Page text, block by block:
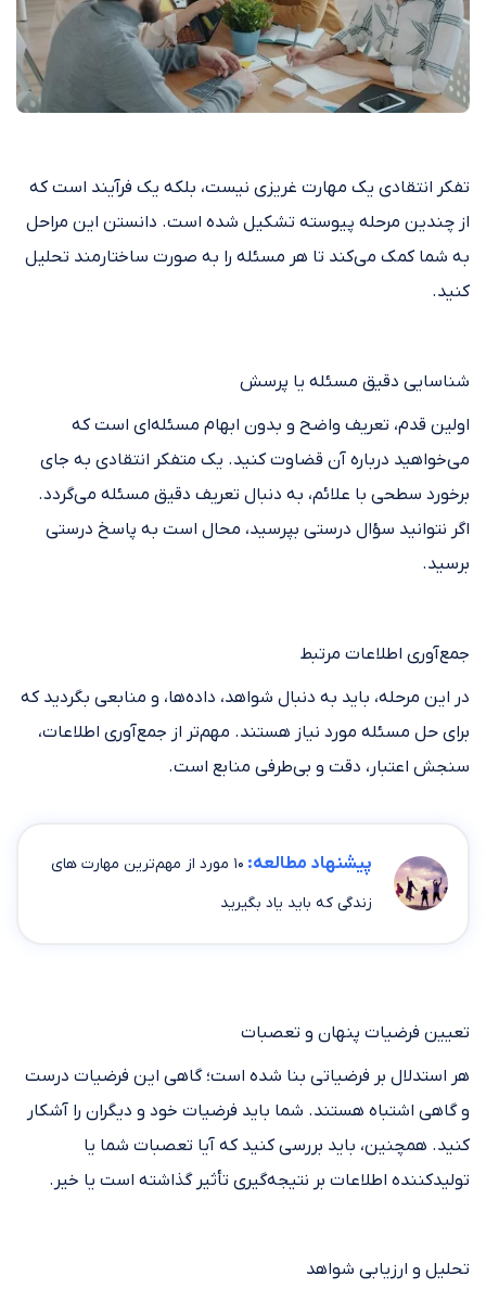
تفکر انتقادی یک مهارت غریزی نیست، بلکه یک فرآیند است که
از چندین مرحله پیوسته تشکیل شده است. دانستن این مراحل
به شما کمک می‌کند تا هر مسئله را به صورت ساختارمند تحلیل
کنید.
شناسایی دقیق مسئله یا پرسش
اولین قدم، تعریف واضح و بدون ابهام مسئله‌ای است که
می‌خواهید درباره آن قضاوت کنید. یک متفکر انتقادی به جای
برخورد سطحی با علائم، به دنبال تعریف دقیق مسئله می‌گردد.
اگر نتوانید سؤال درستی بپرسید، محال است به پاسخ درستی
برسید.
جمع‌آوری اطلاعات مرتبط
در این مرحله، باید به دنبال شواهد، داده‌ها، و منابعی بگردید که
برای حل مسئله مورد نیاز هستند. مهم‌تر از جمع‌آوری اطلاعات،
سنجش اعتبار، دقت و بی‌طرفی منابع است.
پیشنهاد مطالعه:
۱۰ مورد از مهم‌ترین مهارت های
زندگی که باید یاد بگیرید
تعیین فرضیات پنهان و تعصبات
هر استدلال بر فرضیاتی بنا شده است؛ گاهی این فرضیات درست
و گاهی اشتباه هستند. شما باید فرضیات خود و دیگران را آشکار
کنید. همچنین، باید بررسی کنید که آیا تعصبات شما یا
تولیدکننده اطلاعات بر نتیجه‌گیری تأثیر گذاشته است یا خیر.
تحلیل و ارزیابی شواهد